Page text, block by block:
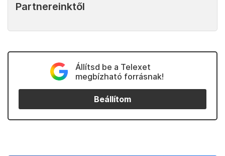
Partnereinktől
Állítsd be a Telexet
megbízható forrásnak!
Beállítom